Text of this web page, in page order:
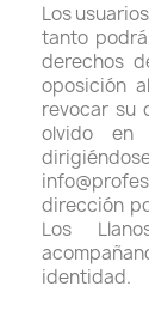
Los
tanto
derechos
oposición
revocar su
olvido en
dirección
Los
identidad.